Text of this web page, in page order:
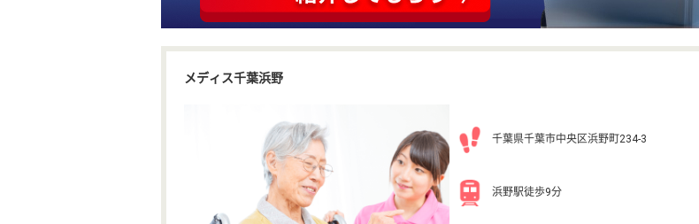
メディス千葉浜野
千葉県千葉市中央区浜野町234-3
浜野駅徒歩9分